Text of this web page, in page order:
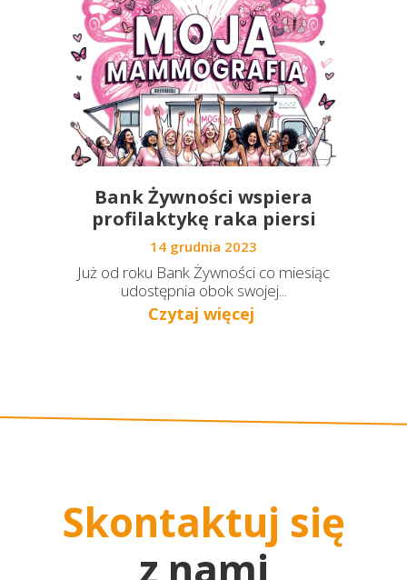
Bank Żywności wspiera
profilaktykę raka piersi
14 grudnia 2023
Już od roku Bank Żywności co miesiąc
udostępnia obok swojej...
Czytaj więcej
Skontaktuj się
z nami